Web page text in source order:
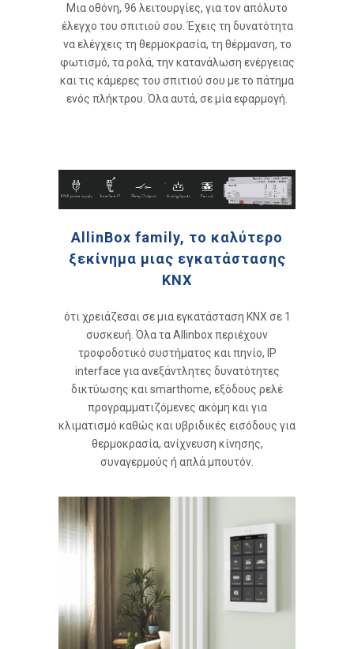
Μια οθόνη, 96 λειτουργίες, για τον απόλυτο
έλεγχο του σπιτιού σου. Έχεις τη δυνατότητα
να ελέγχεις τη θερμοκρασία, τη θέρμανση, το
φωτισμό, τα ρολά, την κατανάλωση ενέργειας
και τις κάμερες του σπιτιού σου με το πάτημα
ενός πλήκτρου. Όλα αυτά, σε μία εφαρμογή.
AllinBox family, το καλύτερο
ξεκίνημα μιας εγκατάστασης
KNX
ότι χρειάζεσαι σε μια εγκατάσταση KNX σε 1
συσκευή. Όλα τα Allinbox περιέχουν
τροφοδοτικό συστήματος και πηνίο, IP
interface για ανεξάντλητες δυνατότητες
δικτύωσης και smarthome, εξόδους ρελέ
προγραμματιζόμενες ακόμη και για
κλιματισμό καθώς και υβριδικές εισόδους για
θερμοκρασία, ανίχνευση κίνησης,
συναγερμούς ή απλά μπουτόν.